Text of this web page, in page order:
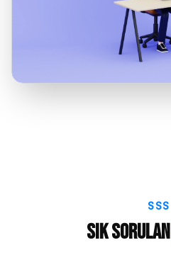
SSS
Sık Sorulan